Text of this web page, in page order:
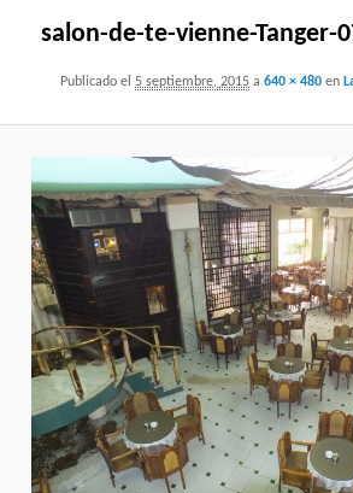
salon-de-te-vienne-Tanger-
Publicado el 5 septiembre, 2015 a640 × 480 en